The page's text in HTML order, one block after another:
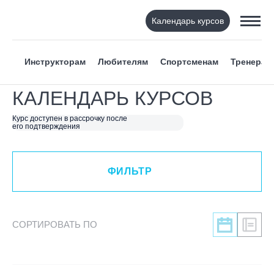
Календарь курсов
Инструкторам Любителям Спортсменам Тренерам
КАЛЕНДАРЬ КУРСОВ
Курс доступен в рассрочку после
его подтверждения
ФИЛЬТР
ВИД СПОРТА
Я ХОЧУ
КАТЕГОРИЯ
ЛЕКТОР
ФИЛЬТР
СОРТИРОВАТЬ ПО